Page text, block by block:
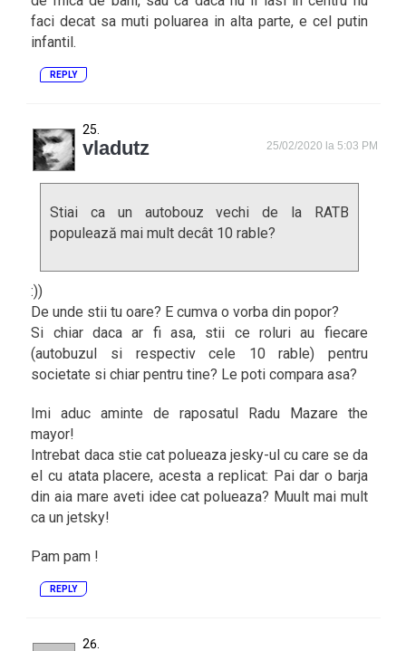
faci decat sa muti poluarea in alta parte, e cel putin
infantil.
REPLY
vladutz 25/02/2020 la 5:03 PM
Stiai ca un autobouz vechi de la RATB
populează mai mult decât 10 rable?
:))
De unde stii tu oare? E cumva o vorba din popor?
Si chiar daca ar fi asa, stii ce roluri au fiecare
(autobuzul si respectiv cele 10 rable) pentru
societate si chiar pentru tine? Le poti compara asa?
Imi aduc aminte de raposatul Radu Mazare the
mayor!
Intrebat daca stie cat polueaza jesky-ul cu care se da
el cu atata placere, acesta a replicat: Pai dar o barja
din aia mare aveti idee cat polueaza? Muult mai mult
ca un jetsky!
Pam pam !
REPLY